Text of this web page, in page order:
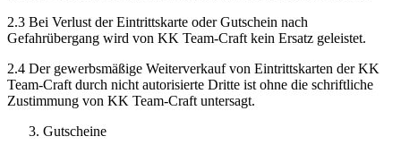
2.3 Bei Verlust der Eintrittskarte oder Gutschein nach
Gefahrübergang wird von KK Team-Craft kein Ersatz geleistet.
2.4 Der gewerbsmäßige Weiterverkauf von Eintrittskarten der KK
Team-Craft durch nicht autorisierte Dritte ist ohne die schriftliche
Zustimmung von KK Team-Craft untersagt.
Gutscheine